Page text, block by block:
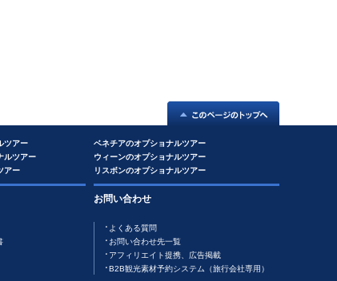
ツアー
ルツアー
アー
ベネチアのオプショナルツアー
ウィーンのオプショナルツアー
リスボンのオプショナルツアー
お問い合わせ
よくある質問
お問い合わせ先一覧
アフィリエイト提携、広告掲載
B2B観光素材予約システム（旅行会社専用）